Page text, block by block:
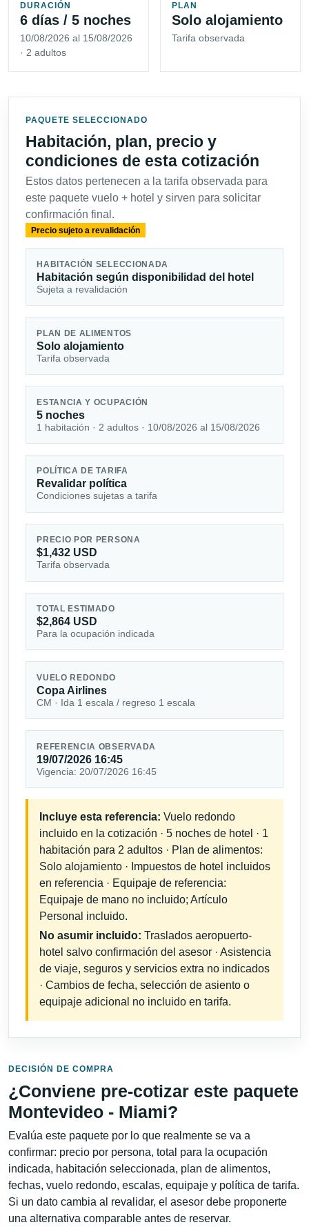
DURACIÓN
6 días / 5 noches
10/08/2026 al 15/08/2026
· 2 adultos
PLAN
Solo alojamiento
Tarifa observada
PAQUETE SELECCIONADO
Habitación, plan, precio y
condiciones de esta cotización
Estos datos pertenecen a la tarifa observada para
este paquete vuelo + hotel y sirven para solicitar
confirmación final.
Precio sujeto a revalidación
HABITACIÓN SELECCIONADA
Habitación según disponibilidad del hotel
Sujeta a revalidación
PLAN DE ALIMENTOS
Solo alojamiento
Tarifa observada
ESTANCIA Y OCUPACIÓN
5 noches
1 habitación · 2 adultos · 10/08/2026 al 15/08/2026
POLÍTICA DE TARIFA
Revalidar política
Condiciones sujetas a tarifa
PRECIO POR PERSONA
$1,432 USD
Tarifa observada
TOTAL ESTIMADO
$2,864 USD
Para la ocupación indicada
VUELO REDONDO
Copa Airlines
CM · Ida 1 escala / regreso 1 escala
REFERENCIA OBSERVADA
19/07/2026 16:45
Vigencia: 20/07/2026 16:45
Incluye esta referencia: Vuelo redondo
incluido en la cotización · 5 noches de hotel · 1
habitación para 2 adultos · Plan de alimentos:
Solo alojamiento · Impuestos de hotel incluidos
en referencia · Equipaje de referencia:
Equipaje de mano no incluido; Artículo
Personal incluido.
No asumir incluido: Traslados aeropuerto-
hotel salvo confirmación del asesor · Asistencia
de viaje, seguros y servicios extra no indicados
· Cambios de fecha, selección de asiento o
equipaje adicional no incluido en tarifa.
DECISIÓN DE COMPRA
¿Conviene pre-cotizar este paquete
Montevideo - Miami?
Evalúa este paquete por lo que realmente se va a
confirmar: precio por persona, total para la ocupación
indicada, habitación seleccionada, plan de alimentos,
fechas, vuelo redondo, escalas, equipaje y política de tarifa.
Si un dato cambia al revalidar, el asesor debe proponerte
una alternativa comparable antes de reservar.